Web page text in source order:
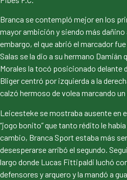
Branca se contempló mejor en los
mayor ambición y siendo más dañino
embargo, el que abrió el marcador
Salas se la dio a su hermano Damián
Morales la tocó posicionado delante
Bliger centró por izquierda a la
calzó hermoso de volea marcando
Leicesteke se mostraba ausente en
“jogo bonito” que tanto rédito le
cambio, Branca Sport estaba más
desesperarse arribó el segundo.
largo donde Lucas Fittipaldi luchó
defensores y arquero y la mandó a